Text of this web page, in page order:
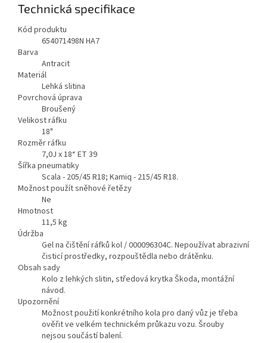
Technická specifikace
Kód produktu
654071498N HA7
Barva
Antracit
Materiál
Lehká slitina
Povrchová úprava
Broušený
Velikost ráfku
18"
Rozměr ráfku
7,0J x 18“ ET 39
Šířka pneumatiky
Scala - 205/45 R18; Kamiq - 215/45 R18.
Možnost použít sněhové řetězy
Ne
Hmotnost
11,5 kg
Údržba
Gel na čištění ráfků kol / 000096304C. Nepoužívat abrazivní
čisticí prostředky, rozpouštědla nebo drátěnku.
Obsah sady
Kolo z lehkých slitin, středová krytka Škoda, montážní
návod.
Upozornění
Možnost použití konkrétního kola pro daný vůz je třeba
ověřit ve velkém technickém průkazu vozu. Šrouby
nejsou součástí balení.